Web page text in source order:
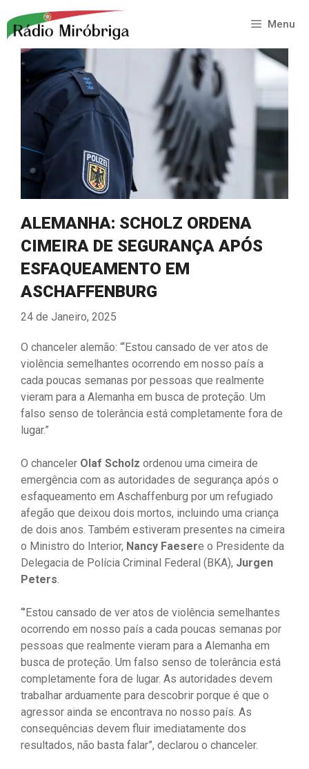
para
conteúdo
Menu
ALEMANHA: SCHOLZ ORDENA
CIMEIRA DE SEGURANÇA APÓS
ESFAQUEAMENTO EM
ASCHAFFENBURG
24 de Janeiro, 2025
O chanceler alemão: “‘Estou cansado de ver atos de
violência semelhantes ocorrendo em nosso país a
cada poucas semanas por pessoas que realmente
vieram para a Alemanha em busca de proteção. Um
falso senso de tolerância está completamente fora de
lugar.”
O chanceler Olaf Scholz ordenou uma cimeira de
emergência com as autoridades de segurança após o
esfaqueamento em Aschaffenburg por um refugiado
afegão que deixou dois mortos, incluindo uma criança
de dois anos. Também estiveram presentes na cimeira
o Ministro do Interior, Nancy Faesere o Presidente da
Delegacia de Polícia Criminal Federal (BKA), Jurgen
Peters
“’Estou cansado de ver atos de violência semelhantes
ocorrendo em nosso país a cada poucas semanas por
pessoas que realmente vieram para a Alemanha em
busca de proteção. Um falso senso de tolerância está
completamente fora de lugar. As autoridades devem
trabalhar arduamente para descobrir porque é que o
agressor ainda se encontrava no nosso país. As
consequências devem fluir imediatamente dos
resultados, não basta falar”, declarou o chanceler.